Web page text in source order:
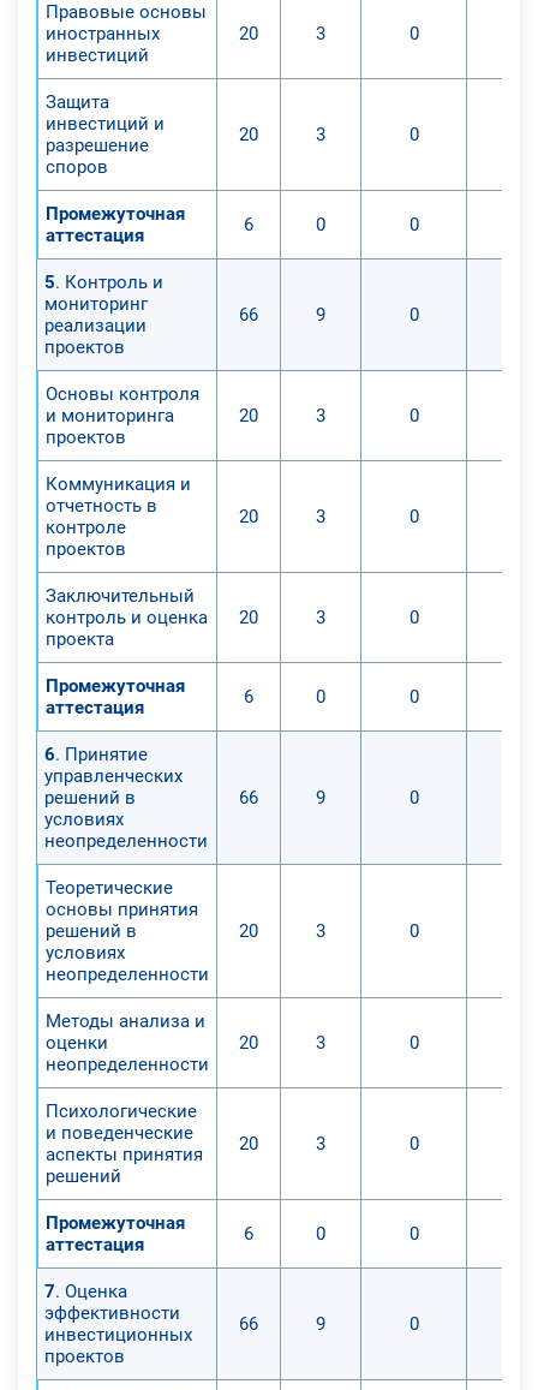
Правовые основы
иностранных
инвестиций
20 3 0
Защита
инвестиций и
разрешение
споров
20 3 0
Промежуточная
аттестация
6 0 0
5. Контроль и
мониторинг
реализации
проектов
66 9 0
Основы контроля
и мониторинга
проектов
20 3 0
Коммуникация и
отчетность в
контроле
проектов
20 3 0
Заключительный
контроль и оценка
проекта
20 3 0
Промежуточная
аттестация
6 0 0
6. Принятие
управленческих
решений в
условиях
неопределенности
66 9 0
Теоретические
основы принятия
решений в
условиях
неопределенности
20 3 0
Методы анализа и
оценки
неопределенности
20 3 0
Психологические
и поведенческие
аспекты принятия
решений
20 3 0
Промежуточная
аттестация
6 0 0
7. Оценка
эффективности
инвестиционных
проектов
66 9 0